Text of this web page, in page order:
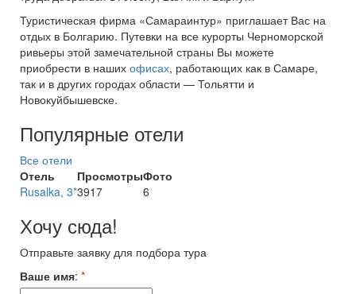
Туристическая фирма «Самараинтур» приглашает Вас на
отдых в Болгарию. Путевки на все курорты Черноморской
ривьеры этой замечательной страны Вы можете
приобрести в наших офисах, работающих как в Самаре,
так и в других городах области — Тольятти и
Новокуйбышевске.
Популярные отели
Все отели
Отель
ПросмотрыФото
Rusalka, 3*3917 6
Хочу сюда!
Отправьте заявку для подбора тура
Ваше имя: *